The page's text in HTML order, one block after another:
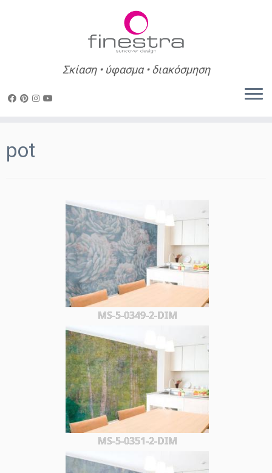
content
Σκίαση • ύφασμα • διακόσμηση
pot
MS-5-0349-2-DIM
MS-5-0351-2-DIM